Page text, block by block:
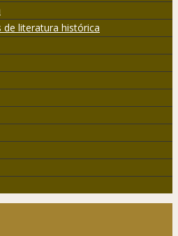
de literatura histórica